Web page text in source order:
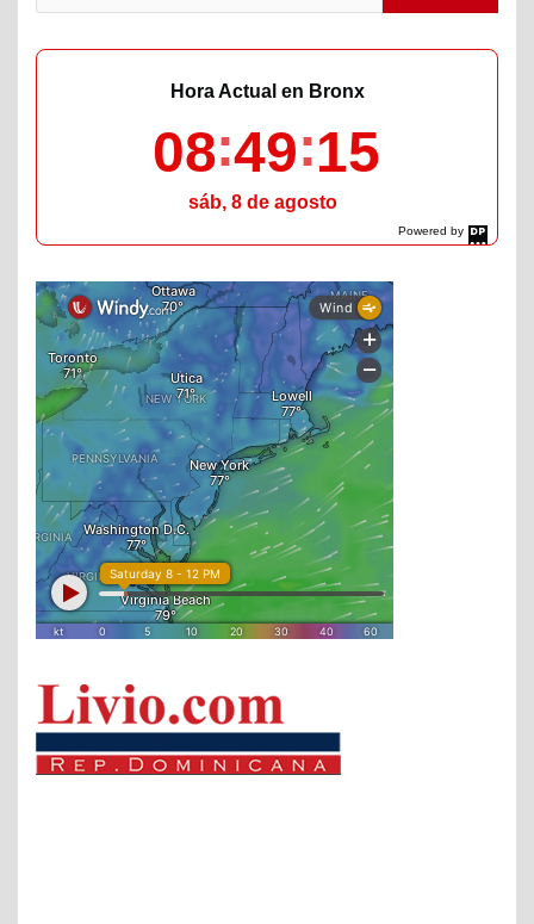
Powered by
DaysPedia.com
Hora Actual en Bronx
08 49 15
sáb, 8 de agosto